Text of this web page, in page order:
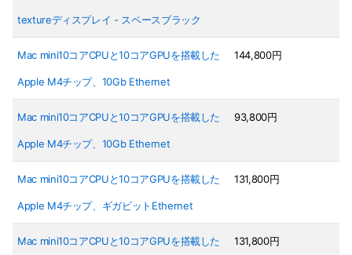
textureディスプレイ - スペースブラック
Mac mini10コアCPUと10コアGPUを搭載した
Apple M4チップ、10Gb Ethernet
144,800円
Mac mini10コアCPUと10コアGPUを搭載した
Apple M4チップ、10Gb Ethernet
93,800円
Mac mini10コアCPUと10コアGPUを搭載した
Apple M4チップ、ギガビットEthernet
131,800円
Mac mini10コアCPUと10コアGPUを搭載した 131,800円